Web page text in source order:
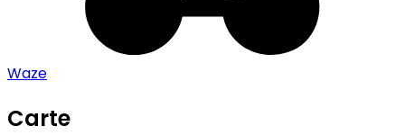
Waze
Carte